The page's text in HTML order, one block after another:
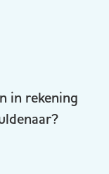
in rekening